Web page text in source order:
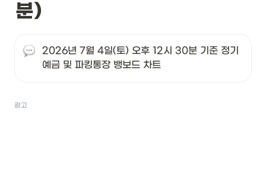
분)
2026년 7월 4일(토) 오후 12시 30분 기준 정기
예금 및 파킹통장 뱅보드 차트
광고